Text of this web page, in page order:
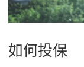
如何投保